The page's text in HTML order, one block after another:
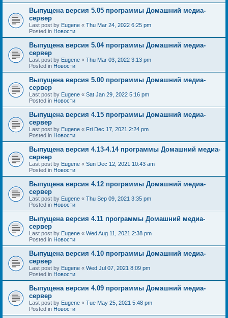
Выпущена версия 5.05 программы Домашний медиа-
сервер
Last post by Eugene « Thu Mar 24, 2022 6:25 pm
Posted in Новости
Выпущена версия 5.04 программы Домашний медиа-
сервер
Last post by Eugene « Thu Mar 03, 2022 3:13 pm
Posted in Новости
Выпущена версия 5.00 программы Домашний медиа-
сервер
Last post by Eugene « Sat Jan 29, 2022 5:16 pm
Posted in Новости
Выпущена версия 4.15 программы Домашний медиа-
сервер
Last post by Eugene « Fri Dec 17, 2021 2:24 pm
Posted in Новости
Выпущена версия 4.13-4.14 программы Домашний медиа-
сервер
Last post by Eugene « Sun Dec 12, 2021 10:43 am
Posted in Новости
Выпущена версия 4.12 программы Домашний медиа-
сервер
Last post by Eugene « Thu Sep 09, 2021 3:35 pm
Posted in Новости
Выпущена версия 4.11 программы Домашний медиа-
сервер
Last post by Eugene « Wed Aug 11, 2021 2:38 pm
Posted in Новости
Выпущена версия 4.10 программы Домашний медиа-
сервер
Last post by Eugene « Wed Jul 07, 2021 8:09 pm
Posted in Новости
Выпущена версия 4.09 программы Домашний медиа-
сервер
Last post by Eugene « Tue May 25, 2021 5:48 pm
Posted in Новости